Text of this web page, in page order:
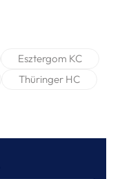
Esztergom KC
Thüringer HC